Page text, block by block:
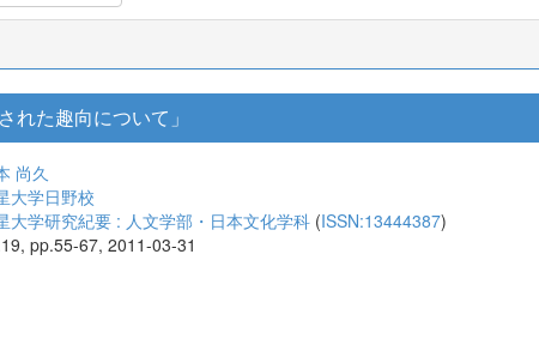
れた趣向について」
尚久
大学日野校
大学研究紀要 : 人文学部・日本文化学科 (ISSN:13444387)
pp.55-67, 2011-03-31